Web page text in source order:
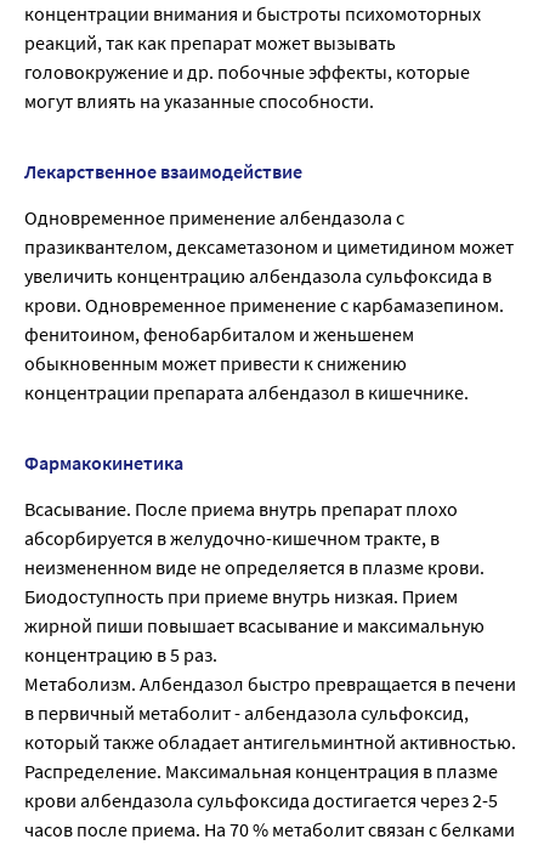
концентрации внимания и быстроты психомоторных
реакций, так как препарат может вызывать
головокружение и др. побочные эффекты, которые
могут влиять на указанные способности.
Лекарственное взаимодействие
Одновременное применение албендазола с
празиквантелом, дексаметазоном и циметидином может
увеличить концентрацию албендазола сульфоксида в
крови. Одновременное применение с карбамазепином.
фенитоином, фенобарбиталом и женьшенем
обыкновенным может привести к снижению
концентрации препарата албендазол в кишечнике.
Фармакокинетика
Всасывание. После приема внутрь препарат плохо
абсорбируется в желудочно-кишечном тракте, в
неизмененном виде не определяется в плазме крови.
Биодоступность при приеме внутрь низкая. Прием
жирной пиши повышает всасывание и максимальную
концентрацию в 5 раз.
Метаболизм. Албендазол быстро превращается в печени
в первичный метаболит - албендазола сульфоксид,
который также обладает антигельминтной активностью.
Распределение. Максимальная концентрация в плазме
крови албендазола сульфоксида достигается через 2-5
часов после приема. На 70 % метаболит связан с белками